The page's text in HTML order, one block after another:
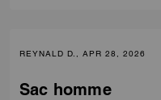
REYNALD D., APR 28, 2026
Sac homme